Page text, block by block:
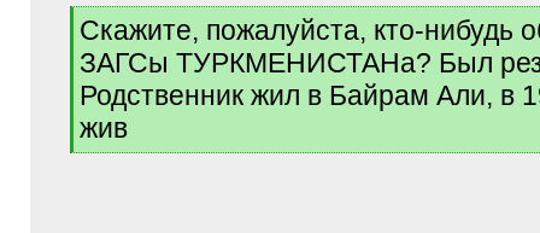
[
q
]
Скажите, пожалуйста, кто-нибудь
ЗАГСы ТУРКМЕНИСТАНа? Был
Родственник жил в Байрам Али, в
жив
[